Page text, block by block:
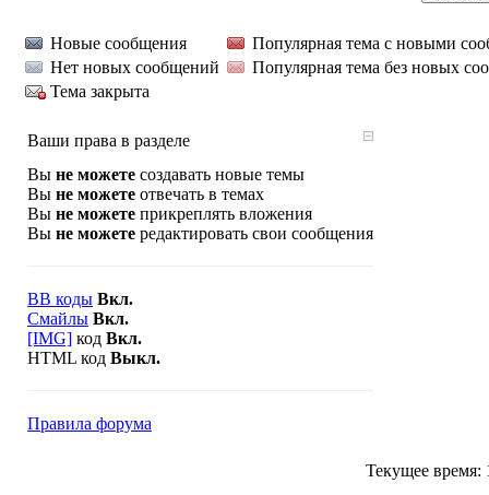
Новые сообщения
Популярная тема с новыми
Нет новых сообщений
Популярная тема без новых
Тема закрыта
Ваши права в разделе
Вы не можете создавать новые темы
Вы не можете отвечать в темах
Вы не можете прикреплять вложения
Вы не можете редактировать свои сообщения
BB коды Вкл.
Смайлы Вкл.
[IMG] код Вкл.
HTML код Выкл.
Правила форума
Текущее время: